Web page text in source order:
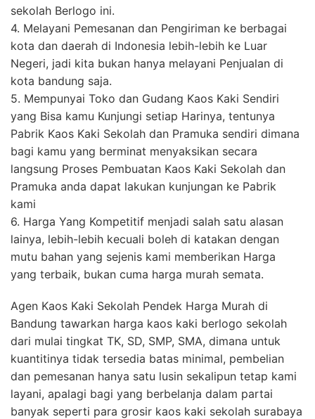
sekolah Berlogo ini.
4. Melayani Pemesanan dan Pengiriman ke berbagai
kota dan daerah di Indonesia lebih-lebih ke Luar
Negeri, jadi kita bukan hanya melayani Penjualan di
kota bandung saja.
5. Mempunyai Toko dan Gudang Kaos Kaki Sendiri
yang Bisa kamu Kunjungi setiap Harinya, tentunya
Pabrik Kaos Kaki Sekolah dan Pramuka sendiri dimana
bagi kamu yang berminat menyaksikan secara
langsung Proses Pembuatan Kaos Kaki Sekolah dan
Pramuka anda dapat lakukan kunjungan ke Pabrik
kami
6. Harga Yang Kompetitif menjadi salah satu alasan
lainya, lebih-lebih kecuali boleh di katakan dengan
mutu bahan yang sejenis kami memberikan Harga
yang terbaik, bukan cuma harga murah semata.
Agen Kaos Kaki Sekolah Pendek Harga Murah di
Bandung tawarkan harga kaos kaki berlogo sekolah
dari mulai tingkat TK, SD, SMP, SMA, dimana untuk
kuantitinya tidak tersedia batas minimal, pembelian
dan pemesanan hanya satu lusin sekalipun tetap kami
layani, apalagi bagi yang berbelanja dalam partai
banyak seperti para grosir kaos kaki sekolah surabaya